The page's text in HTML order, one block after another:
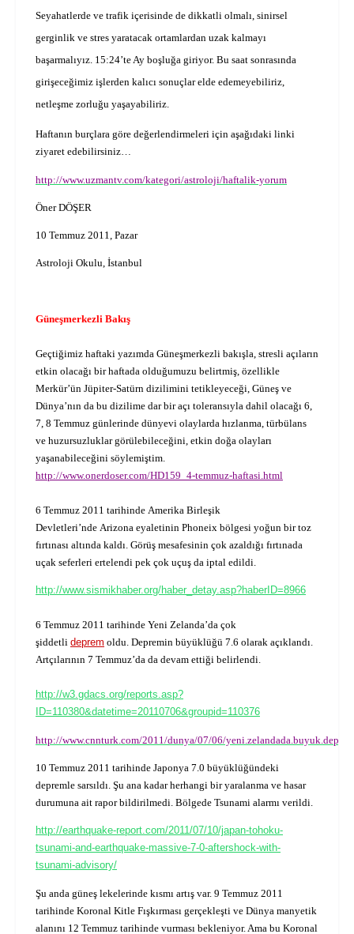
Seyahatlerde ve trafik içerisinde de dikkatli olmalı, sinirsel
gerginlik ve stres yaratacak ortamlardan uzak kalmayı
başarmalıyız. 15:24’te Ay boşluğa giriyor. Bu saat sonrasında
girişeceğimiz işlerden kalıcı sonuçlar elde edemeyebiliriz,
netleşme zorluğu yaşayabiliriz.
Haftanın burçlara göre değerlendirmeleri için aşağıdaki linki
ziyaret edebilirsiniz…
http://www.uzmantv.com/kategori/astroloji/haftalik-yorum
Öner DÖŞER
10 Temmuz 2011, Pazar
Astroloji Okulu, İstanbul
Güneşmerkezli Bakış
Geçtiğimiz haftaki yazımda Güneşmerkezli bakışla, stresli açıların
etkin olacağı bir haftada olduğumuzu belirtmiş, özellikle
Merkür’ün Jüpiter-Satürn dizilimini tetikleyeceği, Güneş ve
Dünya’nın da bu dizilime dar bir açı toleransıyla dahil olacağı 6,
7, 8 Temmuz günlerinde dünyevi olaylarda hızlanma, türbülans
ve huzursuzluklar görülebileceğini, etkin doğa olayları
yaşanabileceğini söylemiştim.
http://www.onerdoser.com/HD159_4-temmuz-haftasi.html
6 Temmuz 2011 tarihinde Amerika Birleşik
Devletleri’nde Arizona eyaletinin Phoneix bölgesi yoğun bir toz
fırtınası altında kaldı. Görüş mesafesinin çok azaldığı fırtınada
uçak seferleri ertelendi pek çok uçuş da iptal edildi.
http://www.sismikhaber.org/haber_detay.asp?haberID=8966
6 Temmuz 2011 tarihinde Yeni Zelanda’da çok
şiddetli deprem oldu. Depremin büyüklüğü 7.6 olarak açıklandı.
Artçılarının 7 Temmuz’da da devam ettiği belirlendi.
http://w3.gdacs.org/reports.asp?
ID=110380&datetime=20110706&groupid=110376
http://www.cnnturk.com/2011/dunya/07/06/
10 Temmuz 2011 tarihinde Japonya 7.0 büyüklüğündeki
depremle sarsıldı. Şu ana kadar herhangi bir yaralanma ve hasar
durumuna ait rapor bildirilmedi. Bölgede Tsunami alarmı verildi.
http://earthquake-report.com/2011/07/10/japan-tohoku-
tsunami-and-earthquake-massive-7-0-aftershock-with-
tsunami-advisory/
Şu anda güneş lekelerinde kısmı artış var. 9 Temmuz 2011
tarihinde Koronal Kitle Fışkırması gerçekleşti ve Dünya manyetik
alanını 12 Temmuz tarihinde vurması bekleniyor. Ama bu Koronal